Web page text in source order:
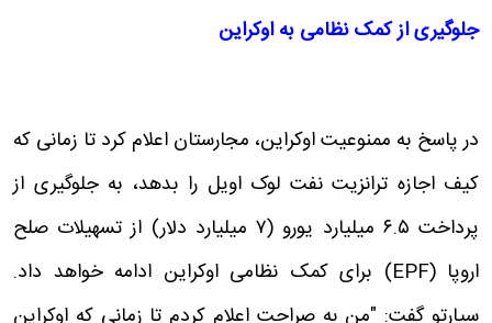
جلوگیری از کمک نظامی به اوکراین
در پاسخ به ممنوعیت اوکراین، مجارستان اعلام کرد تا زمانی که
کیف اجازه ترانزیت نفت لوک اویل را بدهد، به جلوگیری از
پرداخت ۶.۵ میلیارد یورو (۷ میلیارد دلار) از تسهیلات صلح
اروپا (EPF) برای کمک نظامی اوکراین ادامه خواهد داد.